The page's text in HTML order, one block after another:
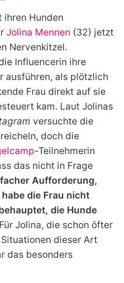
auf Promiflash
Jobs
Team
Richtlinien
verwalten
ihren Hunden
Jolina Mennen (32) jetzt
Nervenkitzel.
Influencerin ihre
ausführen, als plötzlich
Frau direkt auf sie
kam. Laut Jolinas
versuchte die
doch die
-Teilnehmerin
das nicht in Frage
Aufforderung,
die Frau nicht
die Hunde
Für Jolina, die schon öfter
dieser Art
das besonders